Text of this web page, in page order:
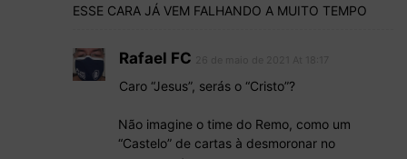
ESSE CARA JÁ VEM FALHANDO A MUITO TEMPO
Rafael FC
Caro “Jesus”, serás o “Cristo”?
Não imagine o time do Remo, como um
“Castelo” de cartas à desmoronar no